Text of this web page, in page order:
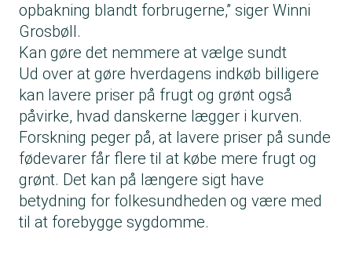
opbakning blandt forbrugerne,” siger Winni
Grosbøll.
Kan gøre det nemmere at vælge sundt
Ud over at gøre hverdagens indkøb billigere
kan lavere priser på frugt og grønt også
påvirke, hvad danskerne lægger i kurven.
Forskning peger på, at lavere priser på sunde
fødevarer får flere til at købe mere frugt og
grønt. Det kan på længere sigt have
betydning for folkesundheden og være med
til at forebygge sygdomme.